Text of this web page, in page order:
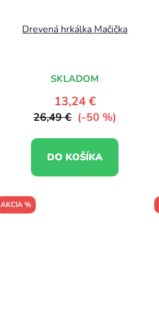
Drevená hrkálka Mačička
SKLADOM
13,24 €
26,49 € (–50 %)
DO KOŠÍKA
AKCIA %